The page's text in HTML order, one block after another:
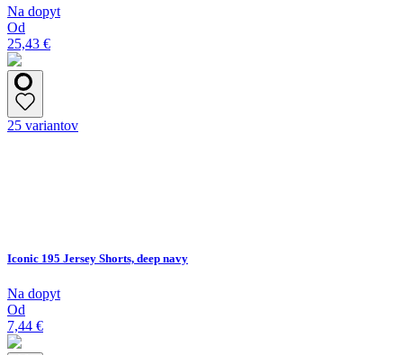
Na dopyt
Od
25,43 €
25 variantov
Iconic 195 Jersey Shorts, deep navy
Na dopyt
Od
7,44 €